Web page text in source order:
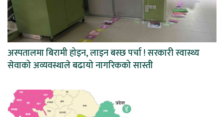
अस्पतालमा बिरामी होइन, लाइन बस्छ पर्चा ! सरकारी स्वास्थ्य
सेवाको अव्यवस्थाले बढायो नागरिकको सास्ती